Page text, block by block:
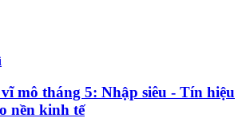
mô tháng 5: Nhập siêu - Tín hiệu
nền kinh tế